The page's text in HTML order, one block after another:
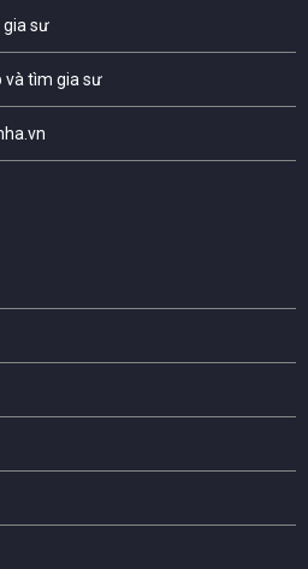
gia sư
và tìm gia sư